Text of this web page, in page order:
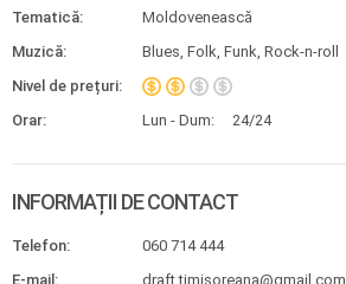
Tematică:
Moldovenească
Muzică:
Blues, Folk, Funk, Rock-n-roll
Nivel de prețuri:
Orar:
Lun - Dum: 24/24
INFORMAȚII DE CONTACT
Telefon:
060 714 444
E-mail:
draft.timisoreana@gmail.com